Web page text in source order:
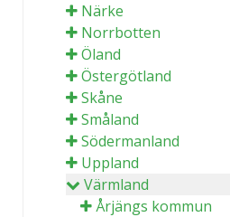
Närke
Norrbotten
Öland
Östergötland
Skåne
Småland
Södermanland
Uppland
Värmland
Årjängs kommun